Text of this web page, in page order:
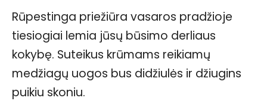
Rūpestinga priežiūra vasaros pradžioje
tiesiogiai lemia jūsų būsimo derliaus
kokybę. Suteikus krūmams reikiamų
medžiagų uogos bus didžiulės ir džiugins
puikiu skoniu.